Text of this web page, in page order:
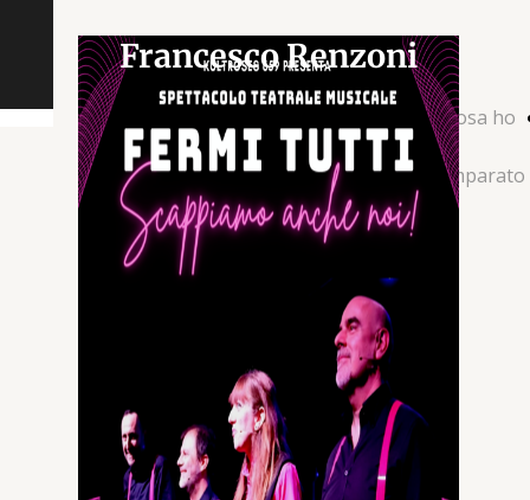
Francesco Renzoni
sono ho
fatto
Cosa ho
imparato